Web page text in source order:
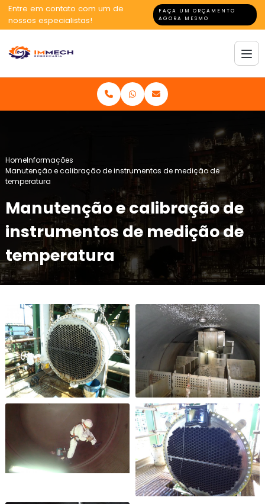
Entre em contato com um de
nossos especialistas!
FAÇA UM ORÇAMENTO
AGORA MESMO
HomeInformações
Manutenção e calibração de instrumentos de medição de
temperatura
Manutenção e calibração de
instrumentos de medição de
temperatura